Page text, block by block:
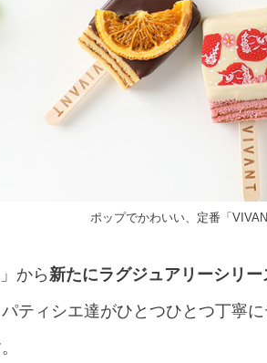
ポップでかわいい、定番「
から新たにラグジュアリーシリー
ティシエ達がひとつひとつ丁寧に